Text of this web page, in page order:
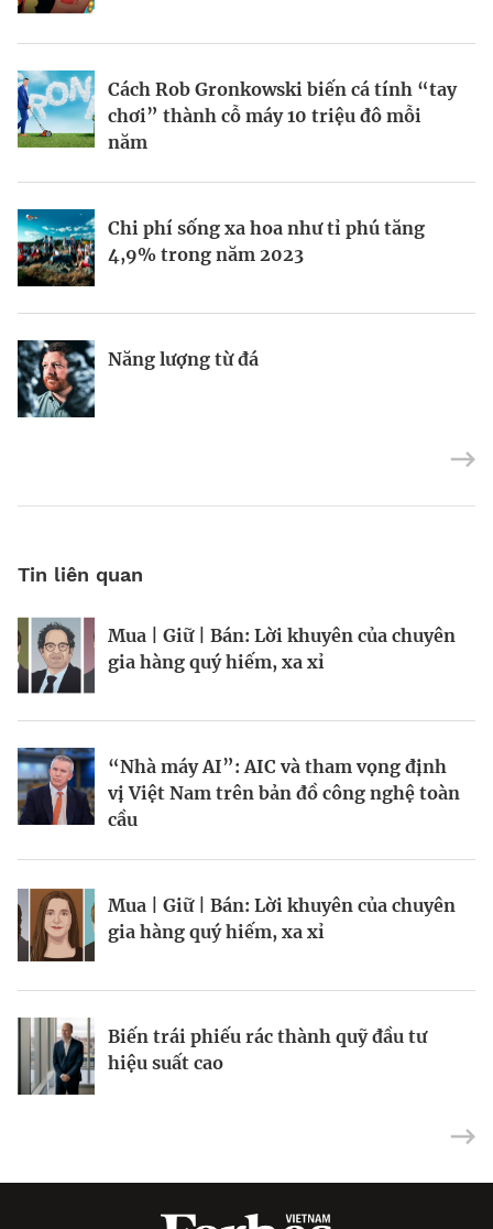
Cách Rob Gronkowski biến cá tính “tay
chơi” thành cỗ máy 10 triệu đô mỗi
năm
Chi phí sống xa hoa như tỉ phú tăng
4,9% trong năm 2023
Năng lượng từ đá
Thợ săn khoản vay
Nếu biết tận dụng, AI sẽ giúp điều hành
công ty tốt hơn
Định vị doanh nghiệp Việt trên bản đồ
kinh tế toàn cầu
BRANDCONNECT | Brand Contributor
Champagne hàng đầu cho chất riêng
mùa lễ hội
Mukesh Ambani sắp chuyển giao quyền
điều hành Reliance Industries cho các
“Bà hoàng” trang điểm Bobbi Brown
Tin liên quan
Mua | Giữ | Bán: Lời khuyên của chuyên
gia hàng quý hiếm, xa xỉ
“Nhà máy AI”: AIC và tham vọng định
vị Việt Nam trên bản đồ công nghệ toàn
cầu
Mua | Giữ | Bán: Lời khuyên của chuyên
gia hàng quý hiếm, xa xỉ
Biến trái phiếu rác thành quỹ đầu tư
hiệu suất cao
Kinh Bắc gia nhập lĩnh vực AI với dự án
tỷ đô
Chiến lược bảo vệ vốn trước rủi ro thị
trường
Mua | Giữ | Bán: Lời khuyên của chuyên
gia hàng quý hiếm, xa xỉ
Từ nỗi lo về mụn đến doanh thu 10 triệu
USD
Tiền cũng mọc trên cây, chỉ là hơi chậm
chút?
Chuyên gia “theo dõi” tỷ phú
Hiệp hội Logistics và Cảng biển
TP.HCM: Hợp nhất sức mạnh, vươn tầm
Tại sao cổ phiếu vốn hóa nhỏ đã sẵn